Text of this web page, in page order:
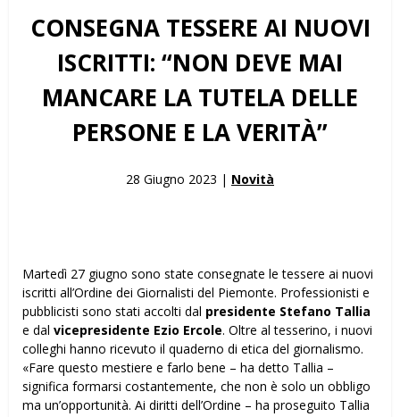
CONSEGNA TESSERE AI NUOVI
ISCRITTI: “NON DEVE MAI
MANCARE LA TUTELA DELLE
PERSONE E LA VERITÀ”
28 Giugno 2023 | Novità
Martedì 27 giugno sono state consegnate le tessere ai nuovi
iscritti all’Ordine dei Giornalisti del Piemonte. Professionisti e
pubblicisti sono stati accolti dal presidente Stefano Tallia
e dal vicepresidente Ezio Ercole. Oltre al tesserino, i nuovi
colleghi hanno ricevuto il quaderno di etica del giornalismo.
«Fare questo mestiere e farlo bene – ha detto Tallia –
significa formarsi costantemente, che non è solo un obbligo
ma un’opportunità. Ai diritti dell’Ordine – ha proseguito Tallia